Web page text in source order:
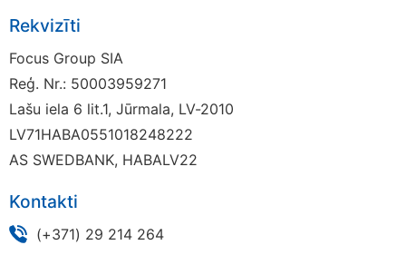
Rekvizīti
Focus Group SIA
Reģ. Nr.: 50003959271
Lašu iela 6 lit.1, Jūrmala, LV-2010
LV71HABA0551018248222
AS SWEDBANK, HABALV22
Kontakti
(+371) 29 214 264